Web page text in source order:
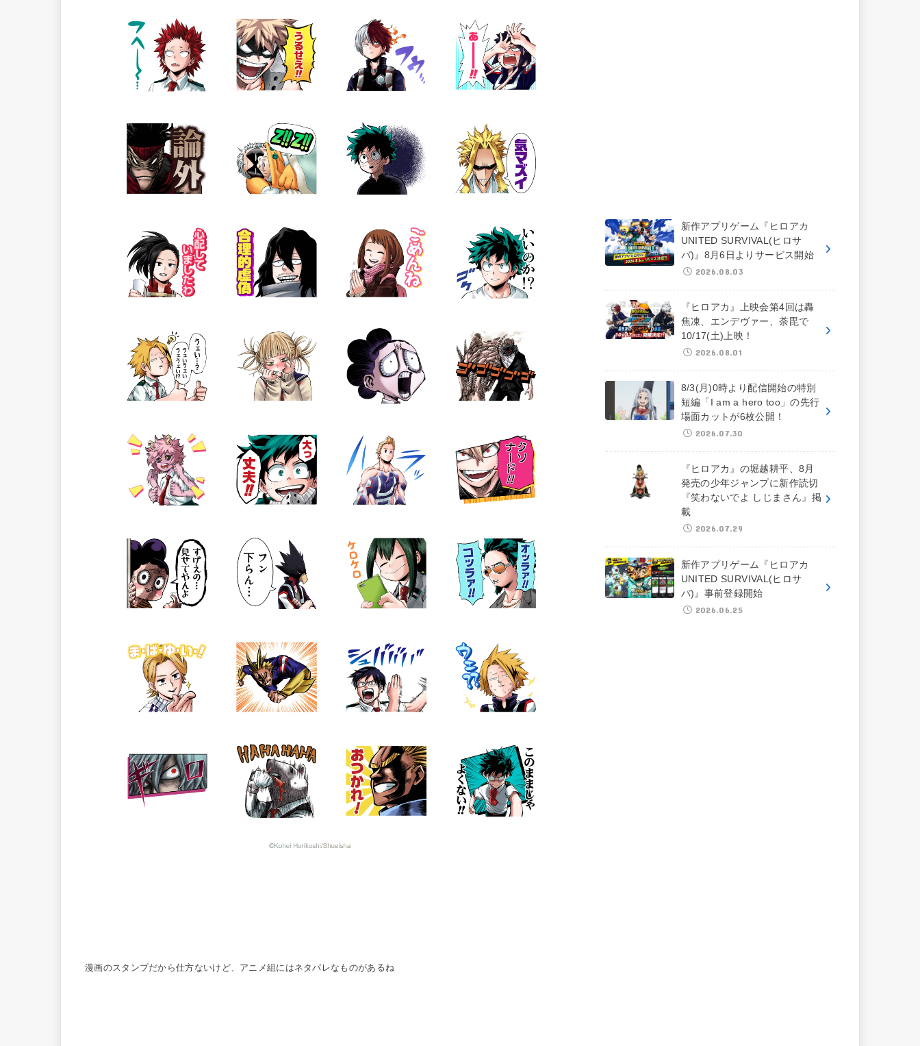
漫画のスタンプだから仕方ないけど、アニメ組にはネタバレなものがあるね
新作アプリゲーム『ヒロアカ
UNITED SURVIVAL(ヒロサ
バ)』8月6日よりサービス開始
2026.08.03
『ヒロアカ』上映会第4回は轟
焦凍、エンデヴァー、荼毘で
10/17(土)上映！
2026.08.01
8/3(月)0時より配信開始の特別
短編「I am a hero too」の先行
場面カットが6枚公開！
2026.07.30
『ヒロアカ』の堀越耕平、8月
発売の少年ジャンプに新作読切
『笑わないでよ しじまさん』掲
載
2026.07.29
新作アプリゲーム『ヒロアカ
UNITED SURVIVAL(ヒロサ
バ)』事前登録開始
2026.06.25